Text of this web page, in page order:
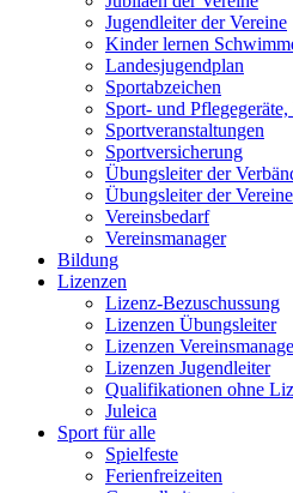
Jugendleiter der Vereine
Kinder lernen
Landesjugendplan
Sportabzeichen
Sport- und
Sportveranstaltungen
Sportversicherung
Übungsleiter der
Übungsleiter der Vereine
Vereinsbedarf
Vereinsmanager
Bildung
Lizenzen
Lizenz-Bezuschussung
Lizenzen Übungsleiter
Lizenzen
Lizenzen Jugendleiter
Qualifikationen ohne
Juleica
Sport für alle
Spielfeste
Ferienfreizeiten